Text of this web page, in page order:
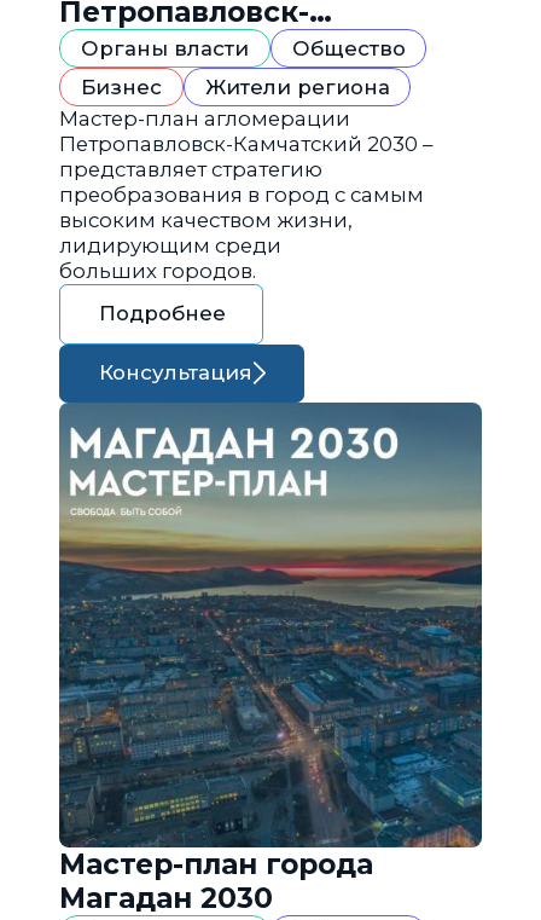
Петропавловск-
Камчатский 2030
Органы власти
Общество
Бизнес
Жители региона
Мастер-план агломерации
Петропавловск-Камчатский 2030 –
представляет стратегию
преобразования в город с самым
высоким качеством жизни,
лидирующим среди
больших городов.
Подробнее
Консультация
Мастер-план города
Магадан 2030